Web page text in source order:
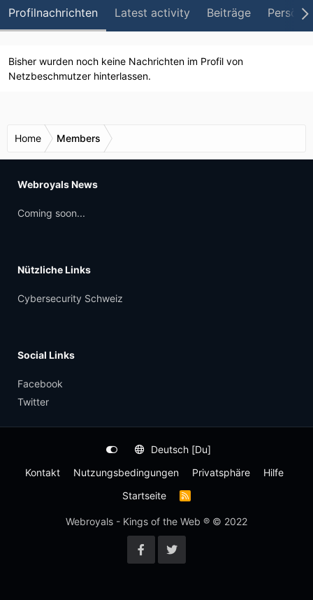
Profilnachrichten Latest activity Beiträge
Bisher wurden noch keine Nachrichten im Profil von
Netzbeschmutzer hinterlassen.
Home Members
Webroyals News
Coming soon...
Nützliche Links
Cybersecurity Schweiz
Social Links
Facebook
Twitter
Deutsch [Du]
Kontakt
Nutzungsbedingungen Privatsphäre
Hilfe
Startseite
R
S
Webroyals - Kings of the Web ® © 2022